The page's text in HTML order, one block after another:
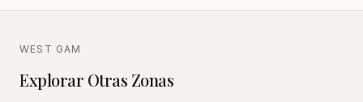
WEST GAM
Explorar Otras Zonas